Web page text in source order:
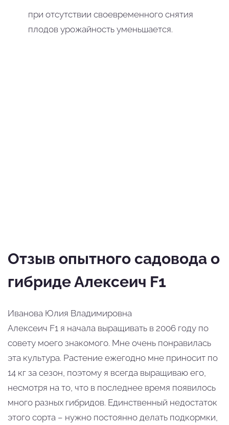
при отсутствии своевременного снятия
плодов урожайность уменьшается.
Отзыв опытного садовода о
гибриде Алексеич F1
Иванова Юлия Владимировна
Алексеич F1 я начала выращивать в 2006 году по
совету моего знакомого. Мне очень понравилась
эта культура. Растение ежегодно мне приносит по
14 кг за сезон, поэтому я всегда выращиваю его,
несмотря на то, что в последнее время появилось
много разных гибридов. Единственный недостаток
этого сорта – нужно постоянно делать подкормки,